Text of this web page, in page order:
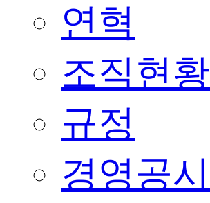
연혁
조직현황
규정
경영공시